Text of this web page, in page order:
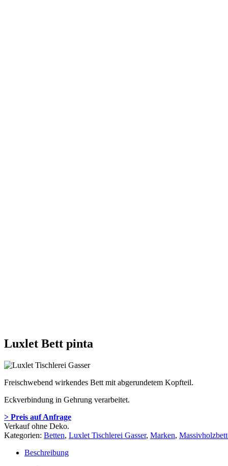
Luxlet Bett pinta
Freischwebend wirkendes Bett mit abgerundetem Kopfteil.
Eckverbindung in Gehrung verarbeitet.
> Preis auf Anfrage
Verkauf ohne Deko.
Kategorien: Betten, Luxlet Tischlerei Gasser, Marken,
Beschreibung